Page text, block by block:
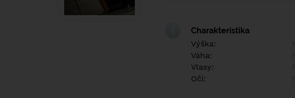
Charakteristika
Výška:
Váha:
Vlasy:
Oči: